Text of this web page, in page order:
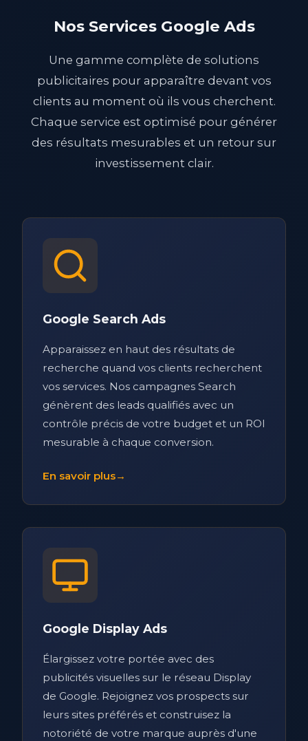
Nos Services Google Ads
Une gamme complète de solutions
publicitaires pour apparaître devant vos
clients au moment où ils vous cherchent.
Chaque service est optimisé pour générer
des résultats mesurables et un retour sur
investissement clair.
Google Search Ads
Apparaissez en haut des résultats de
recherche quand vos clients recherchent
vos services. Nos campagnes Search
génèrent des leads qualifiés avec un
contrôle précis de votre budget et un ROI
mesurable à chaque conversion.
En savoir plus→
Google Display Ads
Élargissez votre portée avec des
publicités visuelles sur le réseau Display
de Google. Rejoignez vos prospects sur
leurs sites préférés et construisez la
notoriété de votre marque auprès d'une